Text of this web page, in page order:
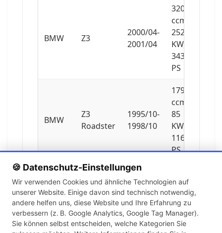
🍪 Datenschutz-Einstellungen
Wir verwenden Cookies und ähnliche Technologien auf
unserer Website. Einige davon sind technisch notwendig,
andere helfen uns, diese Website und Ihre Erfahrung zu
verbessern (z. B. Google Analytics, Google Tag Manager).
Sie können selbst entscheiden, welche Kategorien Sie
BMW Z3
2000/04-
2001/04
3201
ccm,
252
KW,
343
PS
BMW
Z3
Roadster
1995/10-
1998/10
1796
ccm,
85
KW,
116
PS
BMW
Z3
Roadster
1999/01-
2003/01
ccm,
85
KW,
116